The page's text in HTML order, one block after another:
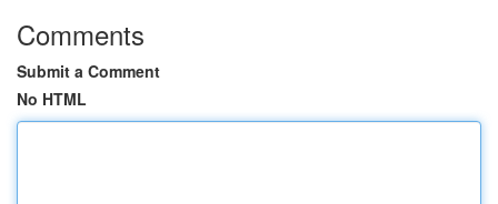
Comments
Submit a Comment
No HTML